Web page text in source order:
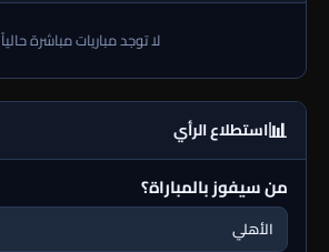
لا توجد مباريات مباشرة حالياً
📊استطلاع الرأي
من سيفوز بالمباراة؟
الأهلي